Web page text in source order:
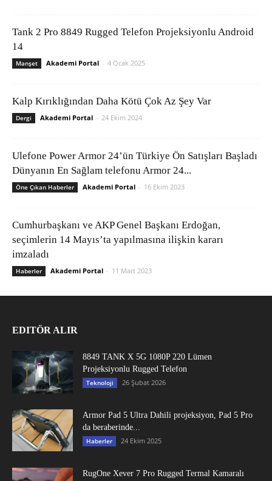
Tank 2 Pro 8849 Rugged Telefon Projeksiyonlu Android
14
Manşet Akademi Portal - 4 Ocak 2025
Kalp Kırıklığından Daha Kötü Çok Az Şey Var
Dergi Akademi Portal - 24 Ekim 2024
Ulefone Power Armor 24’ün Türkiye Ön Satışları Başladı
Dünyanın En Sağlam telefonu Armor 24...
Öne Çıkan Haberler Akademi Portal - 16 Ekim 2023
Cumhurbaşkanı ve AKP Genel Başkanı Erdoğan,
seçimlerin 14 Mayıs’ta yapılmasına ilişkin kararı
imzaladı
Haberler Akademi Portal - 11 Mart 2023
EDITÖR ALIR
8849 TANK X 5G 1080P 220 Lümen
Projeksiyonlu Rugged Telefon
Teknoloji 26 Şubat 2026
Armor Pad 5 Ultra Dahili projeksiyon, Pad 5 Pro
da beraberinde...
Haberler 24 Ekim 2025
RugOne Xever 7 Pro Rugged Termal Kamaralı